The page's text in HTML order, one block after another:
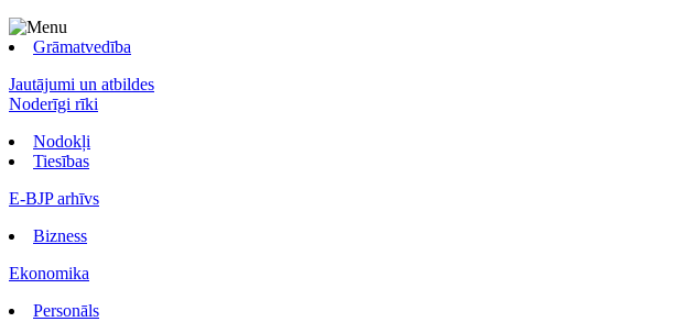
Grāmatvedība
Jautājumi un atbildes
Noderīgi rīki
Nodokļi
Tiesības
E-BJP arhīvs
Bizness
Ekonomika
Personāls